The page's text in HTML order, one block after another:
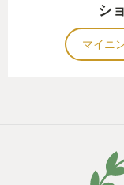
シ
マイニ